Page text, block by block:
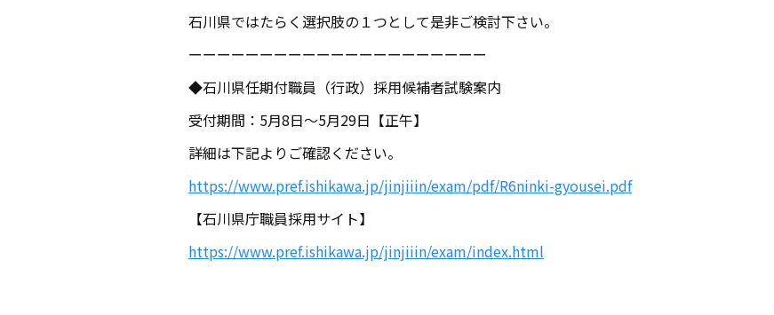
石川県ではたらく選択肢の１つとして是非ご検討下さい。
ーーーーーーーーーーーーーーーーーーーーー
◆石川県任期付職員（行政）採用候補者試験案内
受付期間：5月8日～5月29日【正午】
詳細は下記よりご確認ください。
https://www.pref.ishikawa.jp/jinjiiin/exam/pdf/R6ninki-gyousei.pdf
【石川県庁職員採用サイト】
https://www.pref.ishikawa.jp/jinjiiin/exam/index.html